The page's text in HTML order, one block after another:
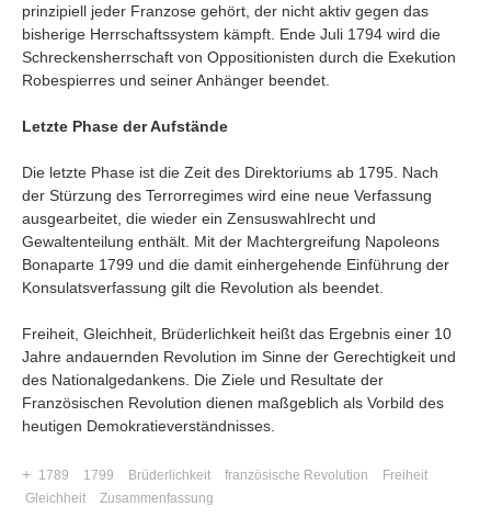
prinzipiell jeder Franzose gehört, der nicht aktiv gegen das
bisherige Herrschaftssystem kämpft. Ende Juli 1794 wird die
Schreckensherrschaft von Oppositionisten durch die Exekution
Robespierres und seiner Anhänger beendet.
Letzte Phase der Aufstände
Die letzte Phase ist die Zeit des Direktoriums ab 1795. Nach
der Stürzung des Terrorregimes wird eine neue Verfassung
ausgearbeitet, die wieder ein Zensuswahlrecht und
Gewaltenteilung enthält. Mit der Machtergreifung Napoleons
Bonaparte 1799 und die damit einhergehende Einführung der
Konsulatsverfassung gilt die Revolution als beendet.
Freiheit, Gleichheit, Brüderlichkeit heißt das Ergebnis einer 10
Jahre andauernden Revolution im Sinne der Gerechtigkeit und
des Nationalgedankens. Die Ziele und Resultate der
Französischen Revolution dienen maßgeblich als Vorbild des
heutigen Demokratieverständnisses.
+ 1789 1799 Brüderlichkeit französische Revolution
Freiheit
Gleichheit
Zusammenfassung